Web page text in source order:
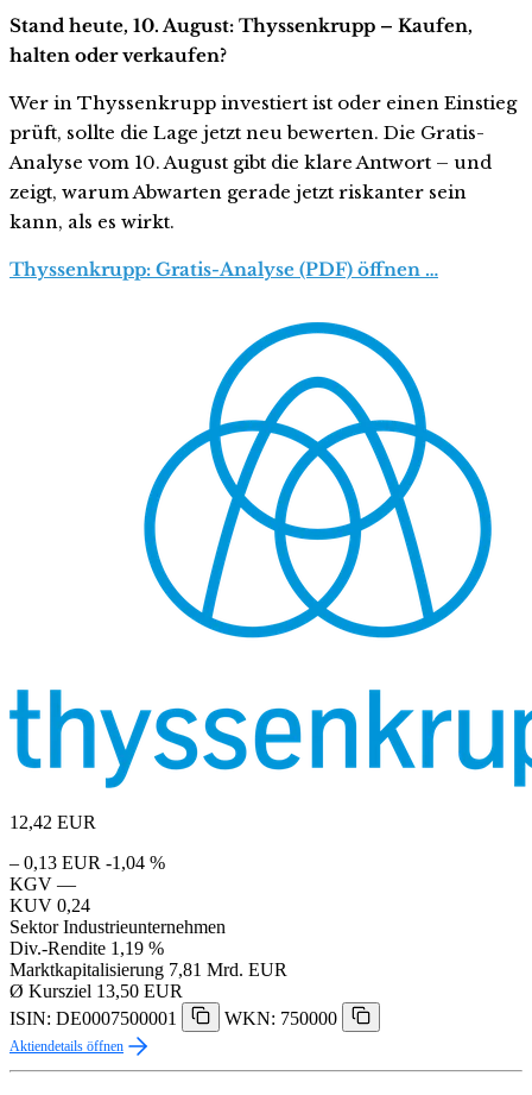
Stand heute, 10. August: Thyssenkrupp – Kaufen,
halten oder verkaufen?
Wer in Thyssenkrupp investiert ist oder einen Einstieg
prüft, sollte die Lage jetzt neu bewerten. Die Gratis-
Analyse vom 10. August gibt die klare Antwort – und
zeigt, warum Abwarten gerade jetzt riskanter sein
kann, als es wirkt.
Thyssenkrupp: Gratis-Analyse (PDF) öffnen …
12,42 EUR
– 0,13 EUR -1,04 %
KGV —
KUV 0,24
Sektor Industrieunternehmen
Div.-Rendite 1,19 %
Marktkapitalisierung 7,81 Mrd. EUR
Ø Kursziel 13,50 EUR
ISIN: DE0007500001
WKN: 750000
Aktiendetails öffnen